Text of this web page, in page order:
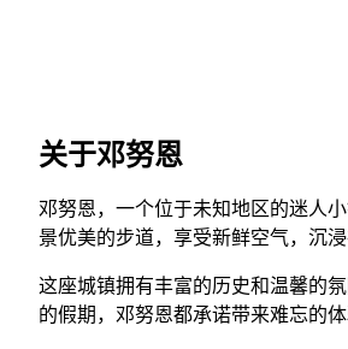
关于邓努恩
邓努恩，一个位于未知地区的迷人
景优美的步道，享受新鲜空气，沉浸
这座城镇拥有丰富的历史和温馨的
的假期，邓努恩都承诺带来难忘的体